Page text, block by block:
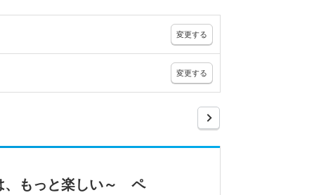
変更する
変更する
、もっと楽しい～ ペ